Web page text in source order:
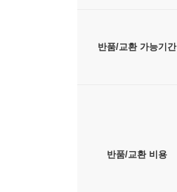
반품/교환 가능기간
반품/교환 비용